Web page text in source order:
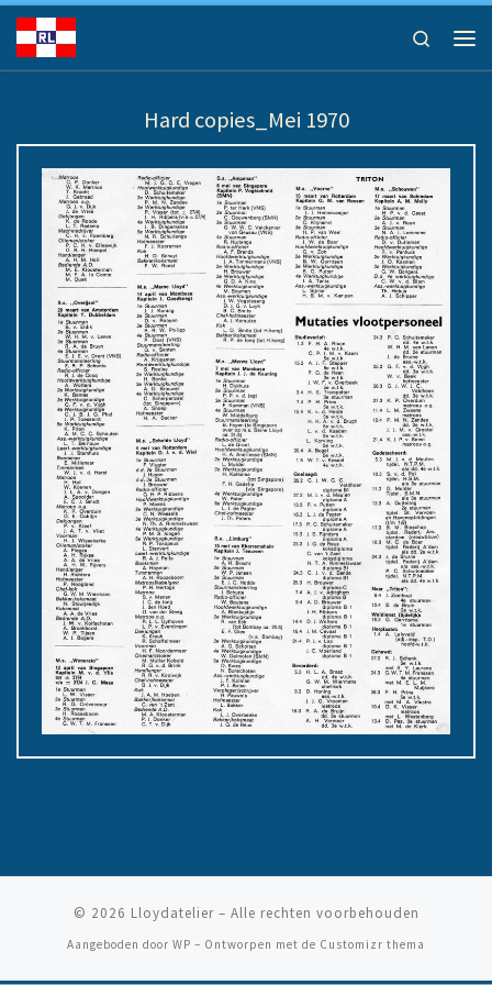
Ga naar inhoud
Search
Hard copies_Mei 1970
© 2026 Lloydatelier– Alle rechten voorbehouden
Aangeboden door WP – Ontworpen met de Customizr thema